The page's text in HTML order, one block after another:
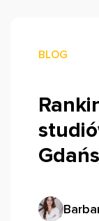
BLOG